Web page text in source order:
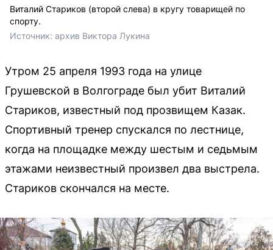
Виталий Стариков (второй слева) в кругу товарищей по
спорту.
Источник: архив Виктора Лукина
Утром 25 апреля 1993 года на улице
Грушевской в Волгограде был убит Виталий
Стариков, известный под прозвищем Казак.
Спортивный тренер спускался по лестнице,
когда на площадке между шестым и седьмым
этажами неизвестный произвел два выстрела.
Стариков скончался на месте.